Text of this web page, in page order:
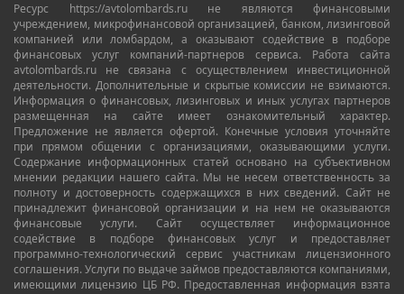
Ресурс https://avtolombards.ru не являются финансовыми
учреждением, микрофинансовой организацией, банком, лизинговой
компанией или ломбардом, а оказывают содействие в подборе
финансовых услуг компаний-партнеров сервиса. Работа сайта
avtolombards.ru не связана с осуществлением инвестиционной
деятельности. Дополнительные и скрытые комиссии не взимаются.
Информация о финансовых, лизинговых и иных услугах партнеров
размещенная на сайте имеет ознакомительный характер.
Предложение не является офертой. Конечные условия уточняйте
при прямом общении с организациями, оказывающими услуги.
Содержание информационных статей основано на субъективном
мнении редакции нашего сайта. Мы не несем ответственность за
полноту и достоверность содержащихся в них сведений. Сайт не
принадлежит финансовой организации и на нем не оказываются
финансовые услуги. Сайт осуществляет информационное
содействие в подборе финансовых услуг и предоставляет
программно-технологический сервис участникам лицензионного
соглашения. Услуги по выдаче займов предоставляются компаниями,
имеющими лицензию ЦБ РФ. Предоставленная информация взята